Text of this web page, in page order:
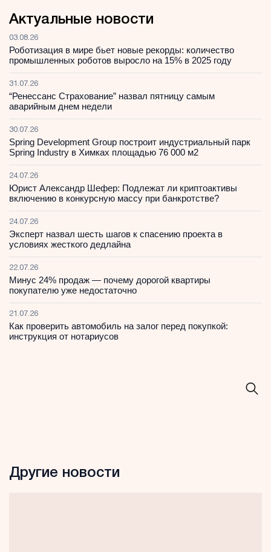
Актуальные новости
03.08.26
Роботизация в мире бьет новые рекорды: количество
промышленных роботов выросло на 15% в 2025 году
31.07.26
“Ренессанс Страхование” назвал пятницу самым
аварийным днем недели
30.07.26
Spring Development Group построит индустриальный парк
Spring Industry в Химках площадью 76 000 м2
24.07.26
Юрист Александр Шефер: Подлежат ли криптоактивы
включению в конкурсную массу при банкротстве?
24.07.26
Эксперт назвал шесть шагов к спасению проекта в
условиях жесткого дедлайна
22.07.26
Минус 24% продаж — почему дорогой квартиры
покупателю уже недостаточно
21.07.26
Как проверить автомобиль на залог перед покупкой:
инструкция от нотариусов
Другие новости